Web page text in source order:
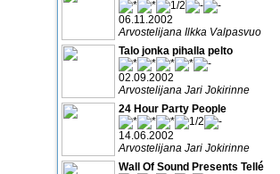
06.11.2002
Arvostelijana Ilkka Valpasvuo
Talo jonka pihalla pelto
02.09.2002
Arvostelijana Jari Jokirinne
24 Hour Party People
14.06.2002
Arvostelijana Jari Jokirinne
Wall Of Sound Presents Tellé